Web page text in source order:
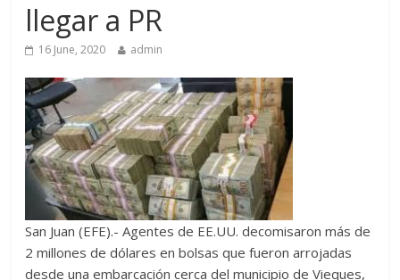
llegar a PR
16 June, 2020 admin
San Juan (EFE).- Agentes de EE.UU. decomisaron más de
2 millones de dólares en bolsas que fueron arrojadas
desde una embarcación cerca del municipio de Vieques,